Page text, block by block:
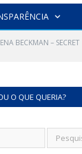
BECKMAN – SECRET
O QUE QUERIA?